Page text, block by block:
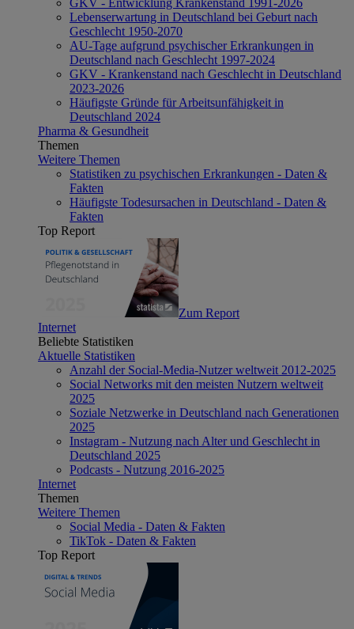
Lebenserwartung in Deutschland bei Geburt nach
Geschlecht 1950-2070
AU-Tage aufgrund psychischer Erkrankungen in
Deutschland nach Geschlecht 1997-2024
GKV - Krankenstand nach Geschlecht in Deutschland
2023-2026
Häufigste Gründe für Arbeitsunfähigkeit in
Deutschland 2024
Pharma & Gesundheit
Themen
Weitere Themen
Statistiken zu psychischen Erkrankungen - Daten &
Fakten
Häufigste Todesursachen in Deutschland - Daten &
Fakten
Top Report
Zum Report
Internet
Beliebte Statistiken
Aktuelle Statistiken
Anzahl der Social-Media-Nutzer weltweit 2012-2025
Social Networks mit den meisten Nutzern weltweit
2025
Soziale Netzwerke in Deutschland nach Generationen
2025
Instagram - Nutzung nach Alter und Geschlecht in
Deutschland 2025
Podcasts - Nutzung 2016-2025
Internet
Themen
Weitere Themen
Social Media - Daten & Fakten
TikTok - Daten & Fakten
Top Report